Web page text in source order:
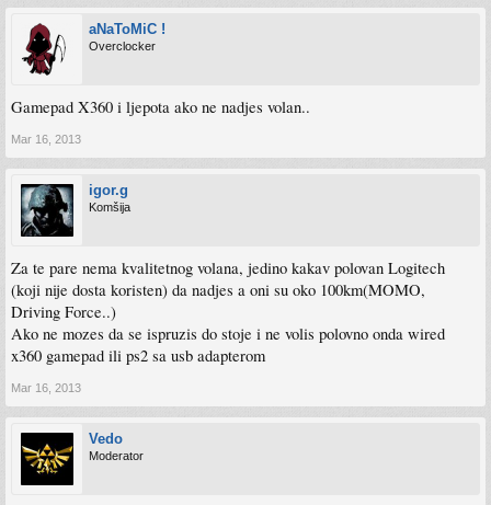
aNaToMiC !
Overclocker
Gamepad X360 i ljepota ako ne nadjes volan..
Mar 16, 2013
igor.g
Komšija
Za te pare nema kvalitetnog volana, jedino kakav polovan Logitech
(koji nije dosta koristen) da nadjes a oni su oko 100km(MOMO,
Driving Force..)
Ako ne mozes da se ispruzis do stoje i ne volis polovno onda wired
x360 gamepad ili ps2 sa usb adapterom
Mar 16, 2013
Vedo
Moderator